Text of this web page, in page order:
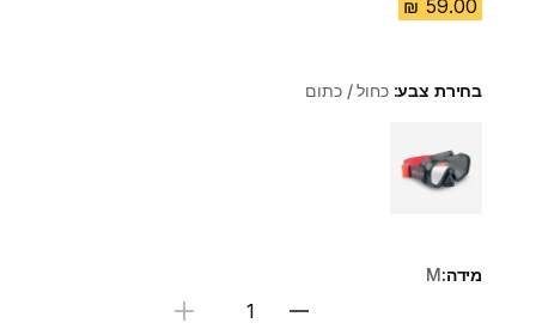
בחירת צבע:כחול / כתום
מידה:M
בחירת כמות